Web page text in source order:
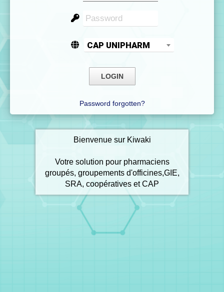
CAP UNIPHARM
Password forgotten?
Bienvenue sur Kiwaki
Votre solution pour pharmaciens
groupés, groupements d'officines,GIE,
SRA, coopératives et CAP